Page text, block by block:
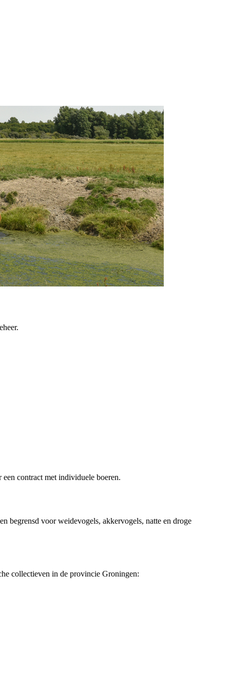
contract met individuele boeren.
begrensd voor weidevogels, akkervogels, natte en droge
collectieven in de provincie Groningen: